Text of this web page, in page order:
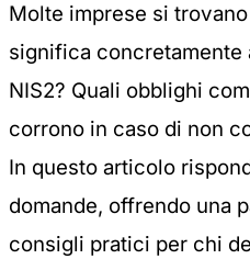
Molte imprese si
significa concretamente
NIS2? Quali obblighi
corrono in caso di non
In questo articolo
domande, offrendo una
consigli pratici per chi